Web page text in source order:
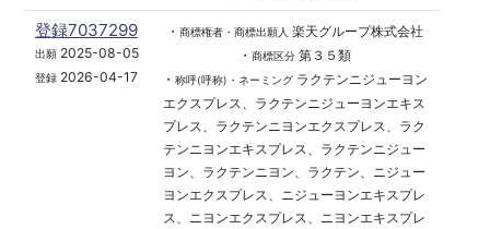
登録7037299
出願2025-08-05
登録 2026-04-17
・ 商標権者・商標出願人 楽天グループ株式会社
・ 商標区分第３５類
・ 称呼(呼称)・ネーミングラクテンニジューヨン
エクスプレス、ラクテンニジューヨンエキス
プレス、ラクテンニヨンエクスプレス、ラク
テンニヨンエキスプレス、ラクテンニジュー
ヨン、ラクテンニヨン、ラクテン、ニジュー
ヨンエクスプレス、ニジューヨンエキスプレ
ス、ニヨンエクスプレス、ニヨンエキスプレ